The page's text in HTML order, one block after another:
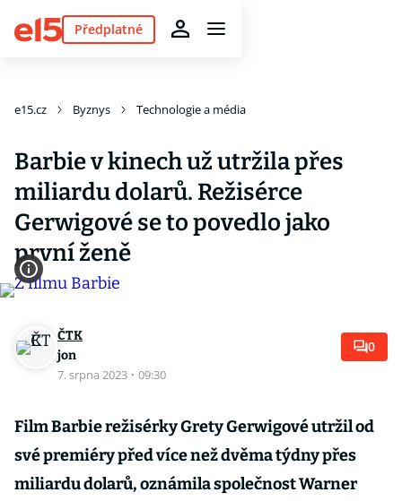
Předplatné
e15.cz Byznys Technologie a média
Barbie v kinech už utržila přes
miliardu dolarů. Režisérce
Gerwigové se to povedlo jako
první ženě
ČTK
jon
7. srpna 2023 · 09:30
0
Film Barbie režisérky Grety Gerwigové utržil od
své premiéry před více než dvěma týdny přes
miliardu dolarů, oznámila společnost Warner